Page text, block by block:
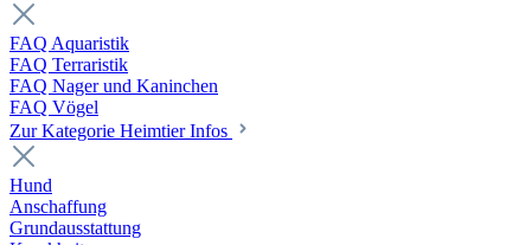
FAQ Aquaristik
FAQ Terraristik
FAQ Nager und Kaninchen
FAQ Vögel
Zur Kategorie Heimtier Infos
Hund
Anschaffung
Grundausstattung